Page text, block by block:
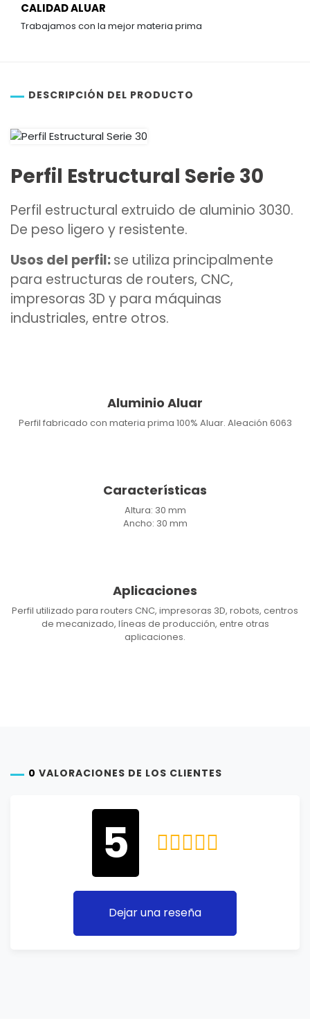
CALIDAD ALUAR
Trabajamos con la mejor materia prima
DESCRIPCIÓN DEL PRODUCTO
Perfil Estructural Serie 30
Perfil estructural extruido de aluminio 3030.
De peso ligero y resistente.
Usos del perfil:se utiliza principalmente
para estructuras de routers, CNC,
impresoras 3D y para máquinas
industriales, entre otros.
Aluminio Aluar
Perfil fabricado con materia prima 100% Aluar. Aleación 6063
Características
Altura: 30 mm
Ancho: 30 mm
Aplicaciones
Perfil utilizado para routers CNC, impresoras 3D, robots, centros
de mecanizado, líneas de producción, entre otras
aplicaciones.
0 VALORACIONES DE LOS CLIENTES
5
Dejar una reseña